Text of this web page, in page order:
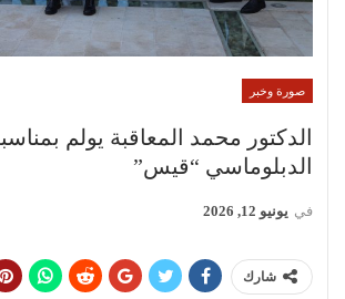
صورة وخبر
الدكتور محمد المعاقبة يولم
الدبلوماسي “قيس”
في يونيو 12, 2026
شارك